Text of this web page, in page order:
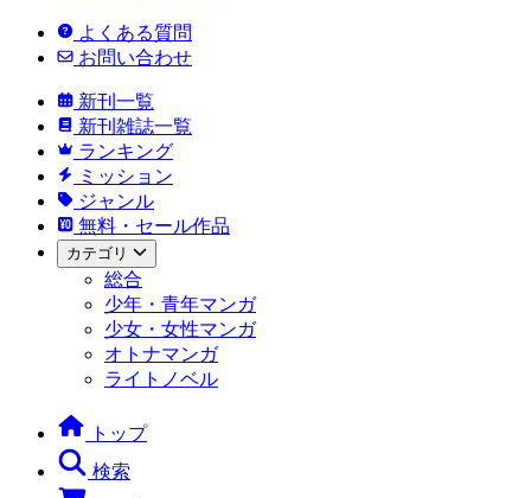
よくある質問
お問い合わせ
新刊一覧
新刊雑誌一覧
ランキング
ミッション
ジャンル
無料・セール作品
カテゴリ
総合
少年・青年マンガ
少女・女性マンガ
オトナマンガ
ライトノベル
トップ
検索